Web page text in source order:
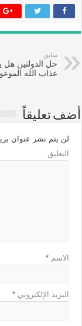
سابق
حل الدولتين
عذاب الله
أضف تعليقاً
لن يتم نشر عنوان
التعليق
الاسم*
البريد الإلكتروني*